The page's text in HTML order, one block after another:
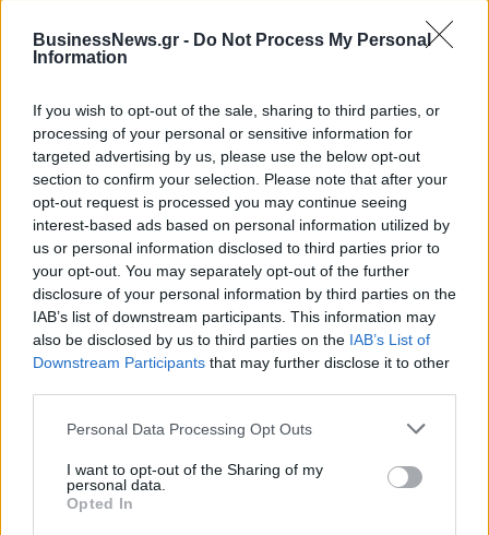
BusinessNews.gr - Do Not Process My Personal
Information
If you wish to opt-out of the sale, sharing to third parties, or
processing of your personal or sensitive information for
targeted advertising by us, please use the below opt-out
section to confirm your selection. Please note that after your
opt-out request is processed you may continue seeing
interest-based ads based on personal information utilized by
us or personal information disclosed to third parties prior to
your opt-out. You may separately opt-out of the further
disclosure of your personal information by third parties on the
IAB’s list of downstream participants. This information may
also be disclosed by us to third parties on the IAB’s List of
Downstream Participants that may further disclose it to other
Personal Data Processing Opt Outs
I want to opt-out of the Sharing of my
personal data.
Opted In
Ταχύτερα και αυστηρότερα: Το νέο ψηφιακό καθεστώς της ΑΑΔΕ για
Όμιλος ΔΕΗ: Νέα συμφωνία για
χαρτοφυλάκιο έργων ΑΠΕ άνω
των 2 GW σε Πολωνία και
Ουγγαρία
Τουρισμός για Όλους: Kατάθεση
αιτήσεων ανεξάρτητα από το
τελευταίο ψηφίο του ΑΦΜ
Νέο Audi A2 e-tron με στόχο την κορυφή της αποδοτικότητας
δολάρια στην KG Mobility
συνεχίζουν μαζί: Ανανέωση της
2028